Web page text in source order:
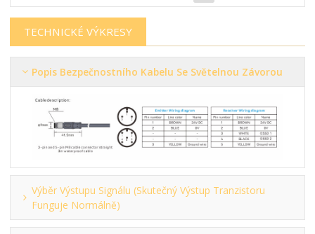
TECHNICKÉ VÝKRESY
Popis Bezpečnostního Kabelu Se Světelnou Závorou
Výběr Výstupu Signálu (skutečný Výstup Tranzistoru
Funguje Normálně)